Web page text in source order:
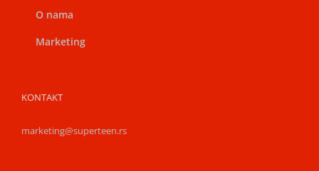
O nama
Marketing
KONTAKT
marketing@superteen.rs